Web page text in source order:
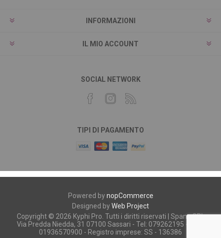
INFORMAZIONI
IL MIO ACCOUNT
SOCIAL NETWORK
TIPI DI PAGAMENTO
Powered bynopCommerce
Designed byWeb Project
Copyright © 2026 Kyphi Pro. Tutti i diritti riservati | Spano SRL
Via Predda Niedda, 31 07100 Sassari - Tel: 079262195 - P.iva:
01936570900 - Registro imprese: SS - 136386